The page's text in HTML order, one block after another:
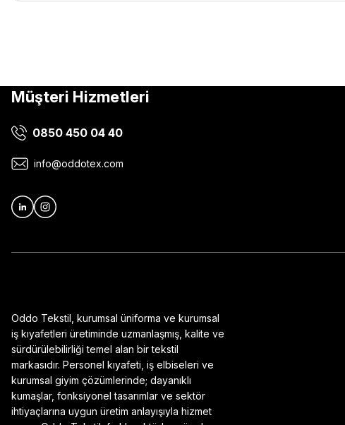
Ürün resmi kalitesiz, bozuk veya görüntülenemiyor.
Ürün bilgilerinde hatalar bulunuyor.
Müşteri Hizmetleri
0850 450 04 40
info@oddotex.com
Oddo Tekstil, kurumsal üniforma ve kurumsal
iş kıyafetleri üretiminde uzmanlaşmış, kalite ve
sürdürülebilirliği temel alan bir tekstil
markasıdır. Personel kıyafeti, iş elbiseleri ve
kurumsal giyim çözümlerinde; dayanıklı
kumaşlar, fonksiyonel tasarımlar ve sektör
ihtiyaçlarına uygun üretim anlayışıyla hizmet